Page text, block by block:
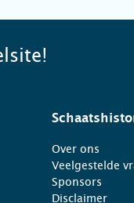
Over ons
Veelgestelde
Sponsors
Disclaimer